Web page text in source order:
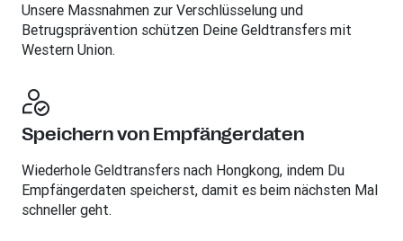
Unsere Massnahmen zur Verschlüsselung und
Betrugsprävention schützen Deine Geldtransfers mit
Western Union.
Speichern von Empfängerdaten
Wiederhole Geldtransfers nach Hongkong, indem Du
Empfängerdaten speicherst, damit es beim nächsten Mal
schneller geht.